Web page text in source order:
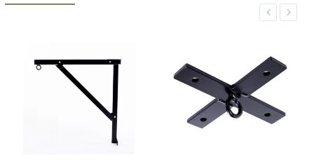
Previous
Next